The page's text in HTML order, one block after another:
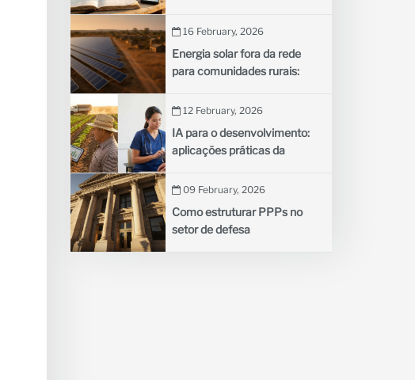
negócios nos países em
16 February, 2026
Energia solar fora da rede
para comunidades rurais:
iluminando aldeias remotas
12 February, 2026
IA para o desenvolvimento:
aplicações práticas da
agricultura e na saúde
09 February, 2026
Como estruturar PPPs no
setor de defesa